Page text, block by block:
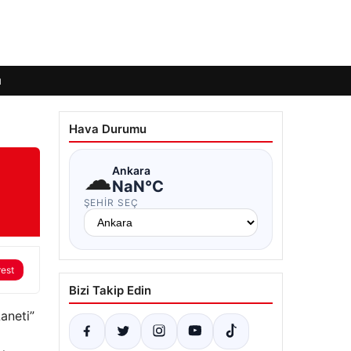
Hava Durumu
☁Ankara
NaN°C
ŞEHIR SEÇ
Bizi Takip Edin